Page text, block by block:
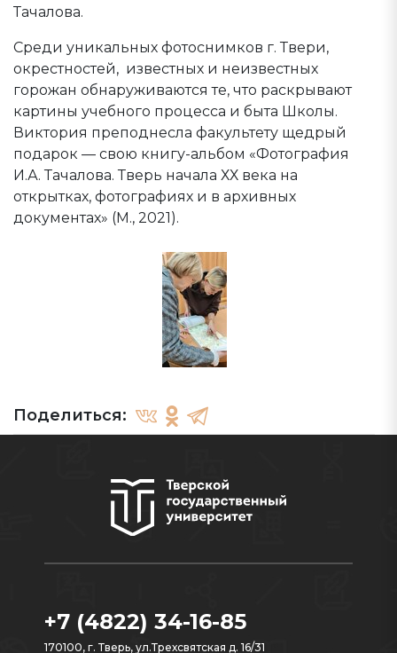
Тачалова.
Среди уникальных фотоснимков г. Твери,
окрестностей, известных и неизвестных
горожан обнаруживаются те, что раскрывают
картины учебного процесса и быта Школы.
Виктория преподнесла факультету щедрый
подарок — свою книгу-альбом «Фотография
И.А. Тачалова. Тверь начала ХХ века на
открытках, фотографиях и в архивных
документах» (М., 2021).
Поделиться:
+7 (4822) 34-16-85
170100, г. Тверь, ул.Трехсвятская д. 16/31